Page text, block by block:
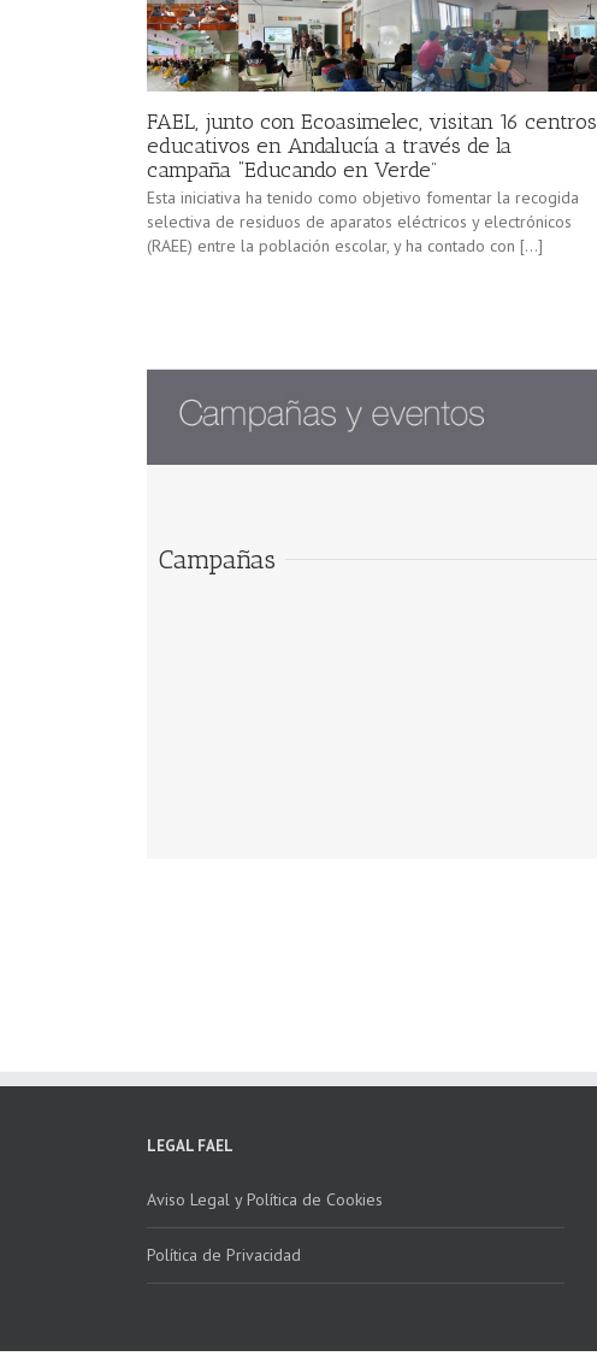
FAEL, junto con Ecoasimelec, visitan 16 centros
educativos en Andalucía a través de la
campaña “Educando en Verde”
Esta iniciativa ha tenido como objetivo fomentar la recogida
selectiva de residuos de aparatos eléctricos y electrónicos
(RAEE) entre la población escolar, y ha contado con […]
Campañas
LEGAL FAEL
Aviso Legal y Política de Cookies
Política de Privacidad